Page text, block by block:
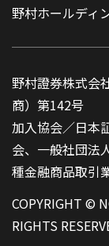
野村ホールディ
野村證券株式会
商）第142号
加入協会／日本
会、一般社団法
種金融商品取引
COPYRIGHT ©
RIGHTS